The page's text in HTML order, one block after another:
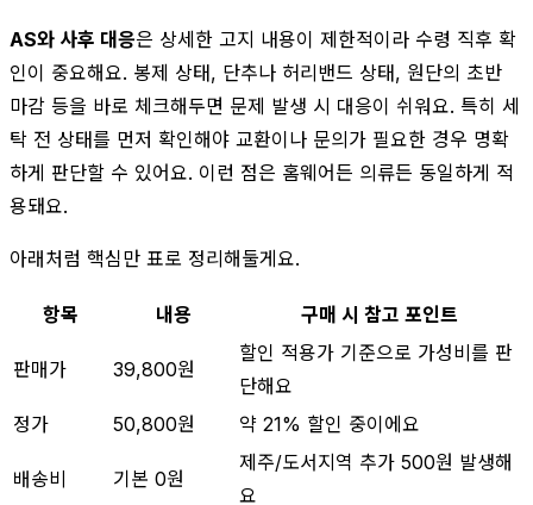
AS와 사후 대응은 상세한 고지 내용이 제한적이라 수령 직후 확
인이 중요해요. 봉제 상태, 단추나 허리밴드 상태, 원단의 초반
마감 등을 바로 체크해두면 문제 발생 시 대응이 쉬워요. 특히 세
탁 전 상태를 먼저 확인해야 교환이나 문의가 필요한 경우 명확
하게 판단할 수 있어요. 이런 점은 홈웨어든 의류든 동일하게 적
용돼요.
아래처럼 핵심만 표로 정리해둘게요.
항목 내용 구매 시 참고 포인트
판매가 39,800원
할인 적용가 기준으로 가성비를 판
단해요
정가
50,800원 약 21% 할인 중이에요
배송비 기본 0원
제주/도서지역 추가 500원 발생해
요